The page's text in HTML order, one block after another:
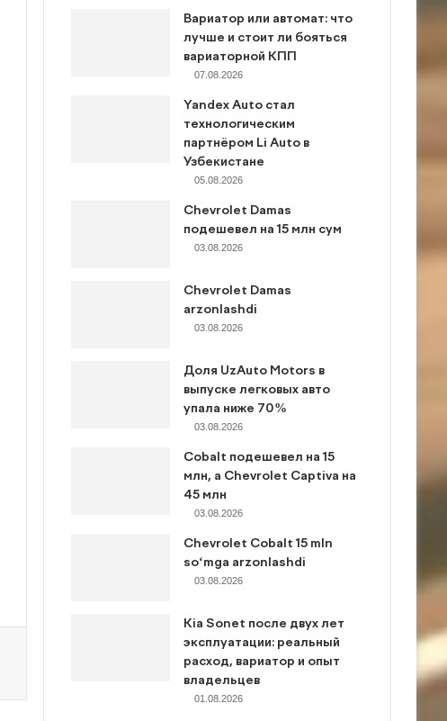
Вариатор или автомат: что
лучше и стоит ли бояться
вариаторной КПП
07.08.2026
Yandex Auto стал
технологическим
партнёром Li Auto в
Узбекистане
05.08.2026
Chevrolet Damas
подешевел на 15 млн сум
03.08.2026
Chevrolet Damas
arzonlashdi
03.08.2026
Доля UzAuto Motors в
выпуске легковых авто
упала ниже 70%
03.08.2026
Cobalt подешевел на 15
млн, а Chevrolet Captiva на
45 млн
03.08.2026
Chevrolet Cobalt 15 mln
so‘mga arzonlashdi
03.08.2026
Kia Sonet после двух лет
эксплуатации: реальный
расход, вариатор и опыт
владельцев
01.08.2026